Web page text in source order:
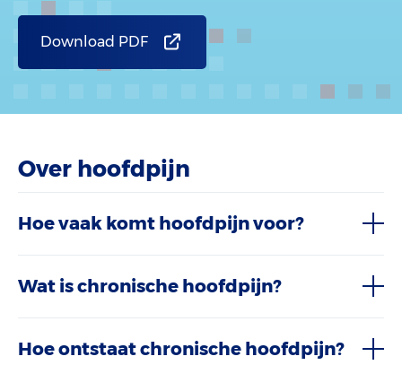
Download PDF
Over hoofdpijn
Hoe vaak komt hoofdpijn voor?
Wat is chronische hoofdpijn?
Hoe ontstaat chronische hoofdpijn?